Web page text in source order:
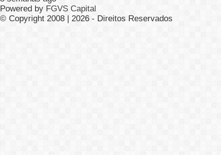
Powered by FGVS Capital
© Copyright 2008 | 2026 - Direitos Reservados